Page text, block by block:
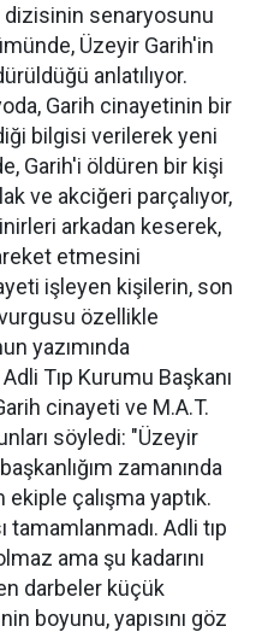
dizisinin senaryosunu
Üzeyir Garih'in
anlatılıyor.
Garih cinayetinin bir
bilgisi verilerek yeni
Garih'i öldüren bir kişi
ve akciğeri parçalıyor,
arkadan keserek,
etmesini
işleyen kişilerin, son
özellikle
yazımında
Tıp Kurumu Başkanı
cinayeti ve M.A.T.
söyledi: "Üzeyir
zamanında
çalışma yaptık.
tamamlanmadı. Adli tıp
ama şu kadarını
darbeler küçük
boyunu, yapısını göz